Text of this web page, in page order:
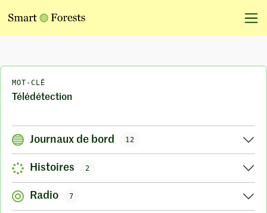
MOT-CLÉ
Télédétection
Journaux de bord 12
Histoires 2
Radio 7